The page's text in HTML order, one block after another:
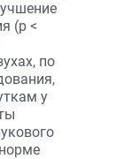
(р <
по
у